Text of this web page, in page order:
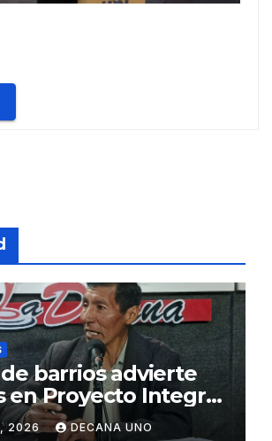
barrios advierte
en Proyecto Integral
y Alcantarillado para
2026 DECANA UNO